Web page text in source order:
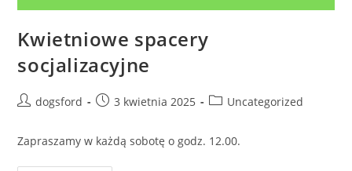
Kwietniowe spacery
socjalizacyjne
Postdogsford
Post3 kwietnia 2025
PostUncategorized
Zapraszamy w każdą sobotę o godz. 12.00.